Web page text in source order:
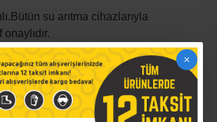
su arıtma cihazlarıyla